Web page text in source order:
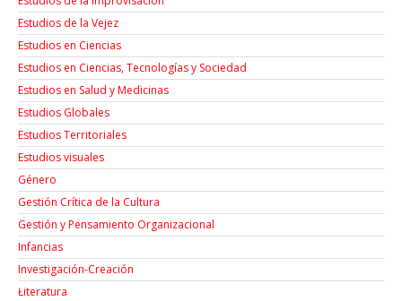
Estudios de la Vejez
Estudios en Ciencias
Estudios en Ciencias, Tecnologías y Sociedad
Estudios en Salud y Medicinas
Estudios Globales
Estudios Territoriales
Estudios visuales
Género
Gestión Crítica de la Cultura
Gestión y Pensamiento Organizacional
Infancias
Investigación-Creación
Łiteratura